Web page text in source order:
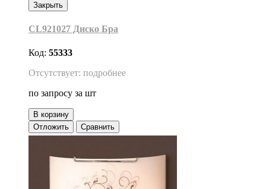
Закрыть
CL921027 Диско Бра
Код: 55333
Отсутствует: подробнее
по запросу за шт
В корзину
Отложить
Сравнить